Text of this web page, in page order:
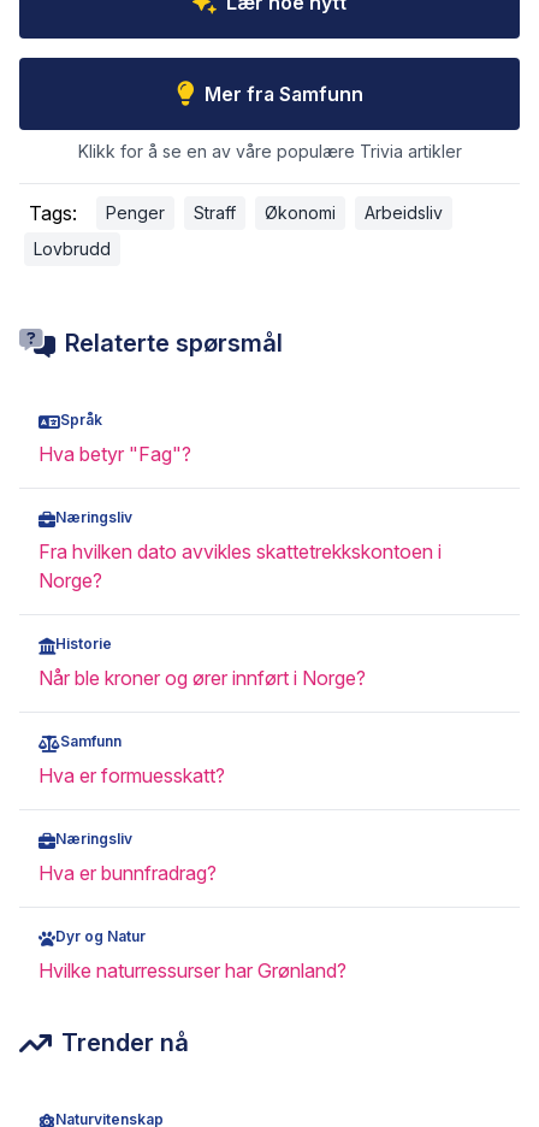
Mer fra Samfunn
Klikk for å se en av våre populære Trivia artikler
Tags: Penger Straff Økonomi
Arbeidsliv
Lovbrudd
Relaterte spørsmål
Språk
Hva betyr "Fag"?
Næringsliv
Fra hvilken dato avvikles skattetrekkskontoen i
Norge?
Historie
Når ble kroner og ører innført i Norge?
Samfunn
Hva er formuesskatt?
Næringsliv
Hva er bunnfradrag?
Dyr og Natur
Hvilke naturressurser har Grønland?
Trender nå
Naturvitenskap